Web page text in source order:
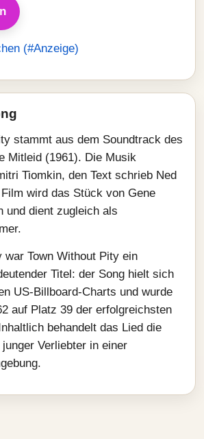
(#Anzeige)
stammt aus dem Soundtrack des
Mitleid (1961). Die Musik
Tiomkin, den Text schrieb Ned
wird das Stück von Gene
und dient zugleich als
war Town Without Pity ein
Titel: der Song hielt sich
US-Billboard-Charts und wurde
auf Platz 39 der erfolgreichsten
behandelt das Lied die
Verliebter in einer